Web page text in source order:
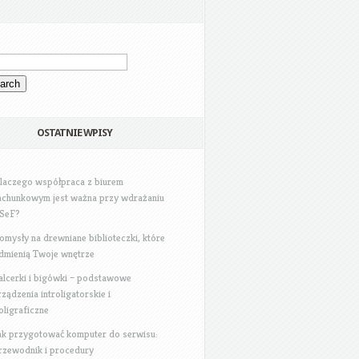
OSTATNIE WPISY
współpraca z biurem
jest ważna przy wdrażaniu
na drewniane biblioteczki, które
Twoje wnętrze
i bigówki – podstawowe
introligatorskie i
przygotować komputer do serwisu:
i procedury